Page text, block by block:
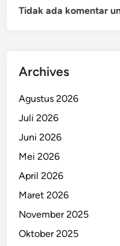
Tidak ada komentar
Archives
Agustus 2026
Juli 2026
Juni 2026
Mei 2026
April 2026
Maret 2026
November 2025
Oktober 2025